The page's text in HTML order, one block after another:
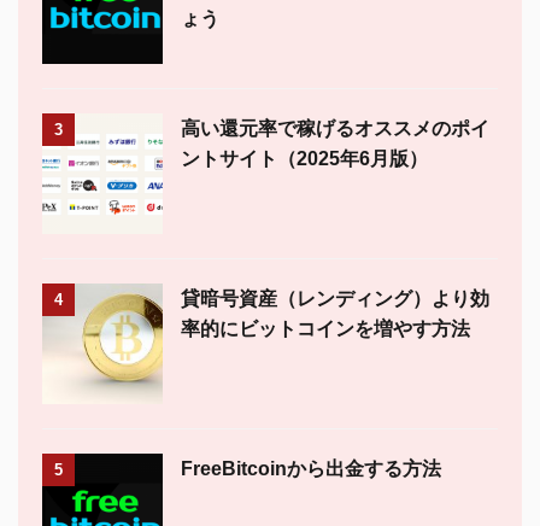
ょう
3
高い還元率で稼げるオススメのポイ
ントサイト（2025年6月版）
4
貸暗号資産（レンディング）より効
率的にビットコインを増やす方法
5 FreeBitcoinから出金する方法